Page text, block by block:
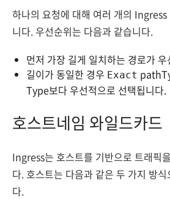
하나의 요청에 대해 여러 개의
니다. 우선순위는 다음과 같습니다.
먼저 가장 길게 일치하는 경로가
길이가 동일한 경우 Exact
Type보다 우선적으로 선택됩니다.
호스트네임 와일드카드
Ingress는 호스트를 기반으로 트래픽
다. 호스트는 다음과 같은 두 가지 방
다.